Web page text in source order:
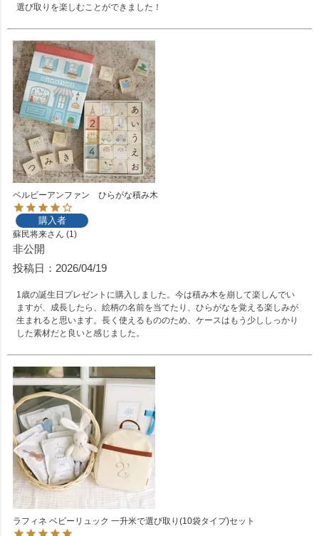
選び取りを楽しむことができました！
ベルビーアンファン ひらがな積み木
購入者
蘇民将来 1
非公開
投稿日
2026/04/19
1歳の誕生日プレゼントに購入しました。今は積み木を崩して楽しんでい
ますが、成長したら、絵柄の名前を当てたり、ひらがなを覚える楽しみが
生まれると思います。長く使えるもののため、ケースはもう少ししっかり
した素材だと良いと感じました。
ラフィネ ベビーリュック 一升米で選び取り(10袋タイプ)セット